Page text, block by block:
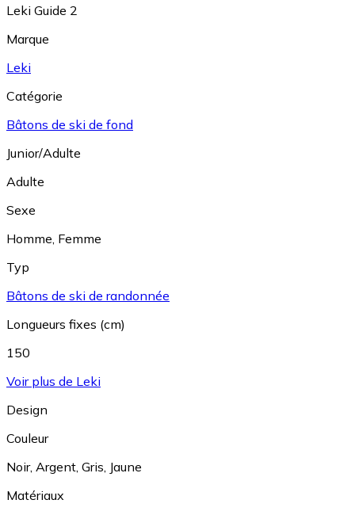
Leki Guide 2
Marque
Leki
Catégorie
Bâtons de ski de fond
Junior/Adulte
Adulte
Sexe
Homme, Femme
Typ
Bâtons de ski de randonnée
Longueurs fixes (cm)
150
Voir plus de Leki
Design
Couleur
Noir, Argent, Gris, Jaune
Matériaux